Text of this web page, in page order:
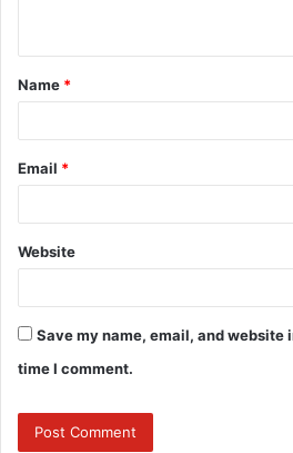
t
*
Name *
Email *
Website
Save my name, email, and website
time I comment.